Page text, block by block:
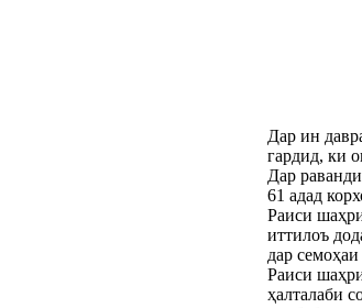
Дар ин
гардид, ки
Дар
61 адад
Раиси
иттилоъ
дар
Раиси
ҳалталаби